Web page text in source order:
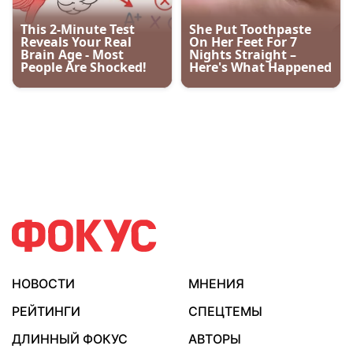
НОВОСТИ
МНЕНИЯ
РЕЙТИНГИ
СПЕЦТЕМЫ
ДЛИННЫЙ ФОКУС
АВТОРЫ